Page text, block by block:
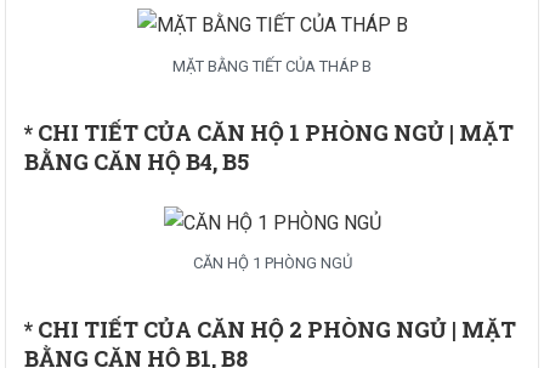
MẶT BẰNG TIẾT CỦA THÁP B
* CHI TIẾT CỦA CĂN HỘ 1 PHÒNG NGỦ | MẶT
BẰNG CĂN HỘ B4, B5
CĂN HỘ 1 PHÒNG NGỦ
* CHI TIẾT CỦA CĂN HỘ 2 PHÒNG NGỦ | MẶT
BẰNG CĂN HỘ B1, B8